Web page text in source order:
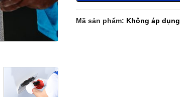
Mã sản phẩm: Không áp dụng